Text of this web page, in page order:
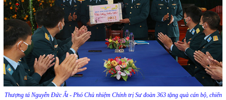
Thượng tá Nguyễn Đức Ất - Phó Chủ nhiệm Chính trị Sư đoàn 363 tặng quà cán bộ, chiến